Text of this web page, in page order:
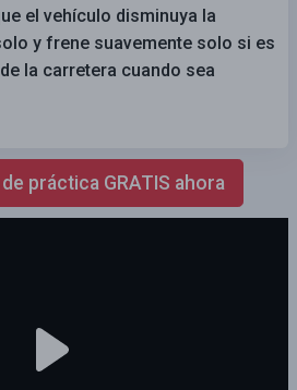
el vehículo disminuya la
y frene suavemente solo si es
la carretera cuando sea
práctica GRATIS ahora